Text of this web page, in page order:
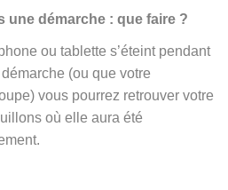
une démarche : que faire ?
ou tablette s’éteint pendant
(ou que votre
vous pourrez retrouver votre
où elle aura été